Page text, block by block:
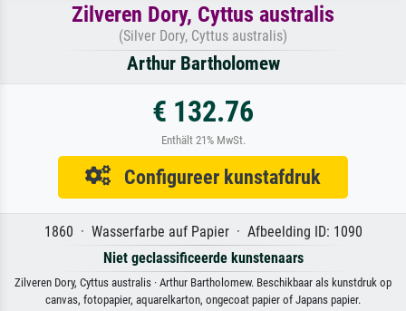
Zilveren Dory, Cyttus australis
(Silver Dory, Cyttus australis)
Arthur Bartholomew
€ 132.76
Enthält 21% MwSt.
Configureer kunstafdruk
1860 · Wasserfarbe auf Papier · Afbeelding ID: 1090
Niet geclassificeerde kunstenaars
Zilveren Dory, Cyttus australis · Arthur Bartholomew. Beschikbaar als kunstdruk op
canvas, fotopapier, aquarelkarton, ongecoat papier of Japans papier.